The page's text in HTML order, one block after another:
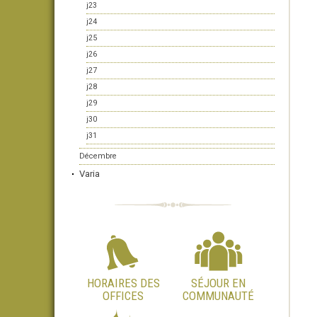
j23
j24
j25
j26
j27
j28
j29
j30
j31
Décembre
Varia
HORAIRES DES
OFFICES
SÉJOUR EN
COMMUNAUTÉ